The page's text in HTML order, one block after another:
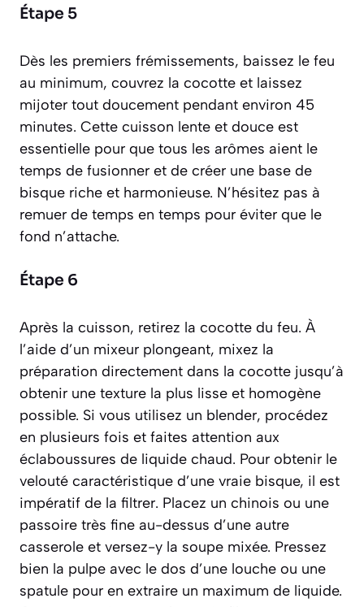
Étape 5
Dès les premiers frémissements, baissez le feu
au minimum, couvrez la cocotte et laissez
mijoter tout doucement pendant environ 45
minutes. Cette cuisson lente et douce est
essentielle pour que tous les arômes aient le
temps de fusionner et de créer une base de
bisque riche et harmonieuse. N’hésitez pas à
remuer de temps en temps pour éviter que le
fond n’attache.
Étape 6
Après la cuisson, retirez la cocotte du feu. À
l’aide d’un mixeur plongeant, mixez la
préparation directement dans la cocotte jusqu’à
obtenir une texture la plus lisse et homogène
possible. Si vous utilisez un blender, procédez
en plusieurs fois et faites attention aux
éclaboussures de liquide chaud. Pour obtenir le
velouté caractéristique d’une vraie bisque, il est
impératif de la filtrer. Placez un chinois ou une
passoire très fine au-dessus d’une autre
casserole et versez-y la soupe mixée. Pressez
bien la pulpe avec le dos d’une louche ou une
spatule pour en extraire un maximum de liquide.